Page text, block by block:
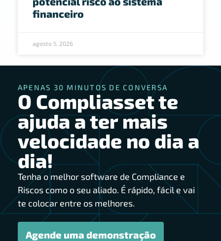
financeiro
agosto 5, 2026
APENAS 30 MINUTOS DE CONVERSA
O Compliasset te
ajuda a ter mais
velocidade no dia a
dia!
Tenha o melhor software de Compliance e
Riscos como o seu aliado. É rápido, fácil e vai
te colocar entre os melhores.
Agende uma demonstração